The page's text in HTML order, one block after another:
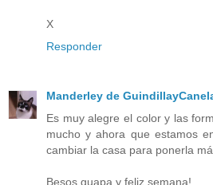
X
Responder
Manderley de
Es muy alegre el color y las
mucho y ahora que estamos
cambiar la casa para ponerla
Besos guapa y feliz semana!